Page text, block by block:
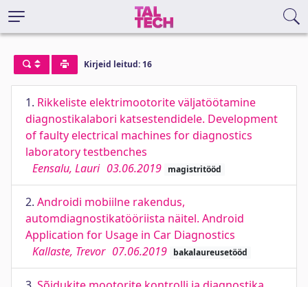
Kirjeid leitud: 16
1. Rikkeliste elektrimootorite väljatöötamine
diagnostikalabori katsestendidele. Development
of faulty electrical machines for diagnostics
laboratory testbenches
Eensalu, Lauri 03.06.2019 magistritööd
2. Androidi mobiilne rakendus,
automdiagnostikatööriista näitel. Android
Application for Usage in Car Diagnostics
Kallaste, Trevor 07.06.2019 bakalaureusetööd